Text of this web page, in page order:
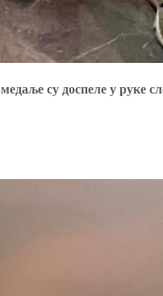
медаље су доспеле у руке